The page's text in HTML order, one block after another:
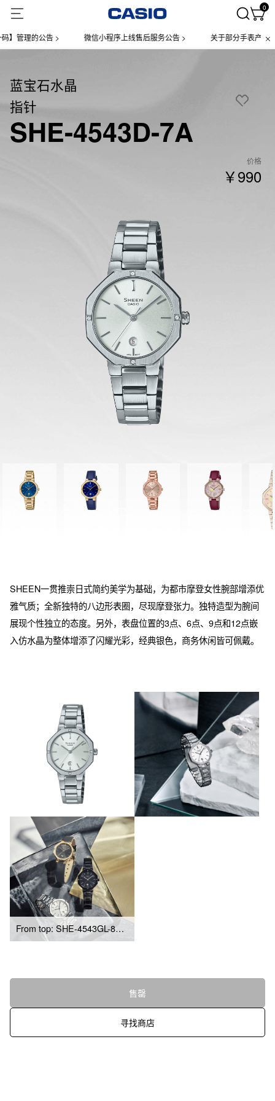
0
管理的公告 > 微信小程序上线售后服务公告 > 关于部分手表产品实
蓝宝石水晶
指针
SHE-4543D-7A
价格
￥990
SHEEN一贯推崇日式简约美学为基础，为都市摩登女性腕部增添优
雅气质；全新独特的八边形表圈，尽现摩登张力。独特造型为腕间
展现个性独立的态度。另外，表盘位置的3点、6点、9点和12点嵌
入仿水晶为整体增添了闪耀光彩，经典银色，商务休闲皆可佩戴。
From top: SHE-4543GL-8A, SHE-4543BD-1A, SHE-4543D-7A
售罄
寻找商店